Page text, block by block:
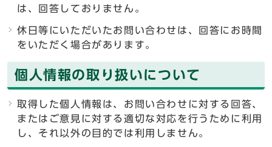
は、回答しておりません。
休日等にいただいたお問い合わせは、回答にお時間
をいただく場合があります。
個人情報の取り扱いについて
取得した個人情報は、お問い合わせに対する回答、
またはご意見に対する適切な対応を行うために利用
し、それ以外の目的では利用しません。